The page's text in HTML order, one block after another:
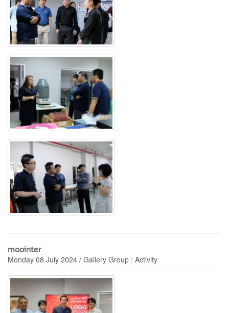
moointer
Monday 08 July 2024 / Gallery Group : Activity